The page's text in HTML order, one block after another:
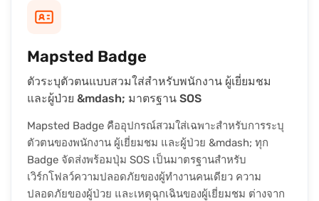
Mapsted Badge
ตัวระบุตัวตนแบบสวมใส่สำหรับพนักงาน ผู้เยี่ยมชม
และผู้ป่วย &mdash; มาตรฐาน SOS
Mapsted Badge คืออุปกรณ์สวมใส่เฉพาะสำหรับการระบุ
ตัวตนของพนักงาน ผู้เยี่ยมชม และผู้ป่วย &mdash; ทุก
Badge จัดส่งพร้อมปุ่ม SOS เป็นมาตรฐานสำหรับ
เวิร์กโฟลว์ความปลอดภัยของผู้ทำงานคนเดียว ความ
ปลอดภัยของผู้ป่วย และเหตุฉุกเฉินของผู้เยี่ยมชม ต่างจาก